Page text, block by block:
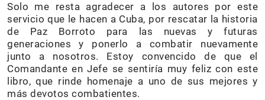
Solo me resta agradecer a los autores por este
servicio que le hacen a Cuba, por rescatar la historia
de Paz Borroto para las nuevas y futuras
generaciones y ponerlo a combatir nuevamente
junto a nosotros. Estoy convencido de que el
Comandante en Jefe se sentiría muy feliz con este
libro, que rinde homenaje a uno de sus mejores y
más devotos combatientes.